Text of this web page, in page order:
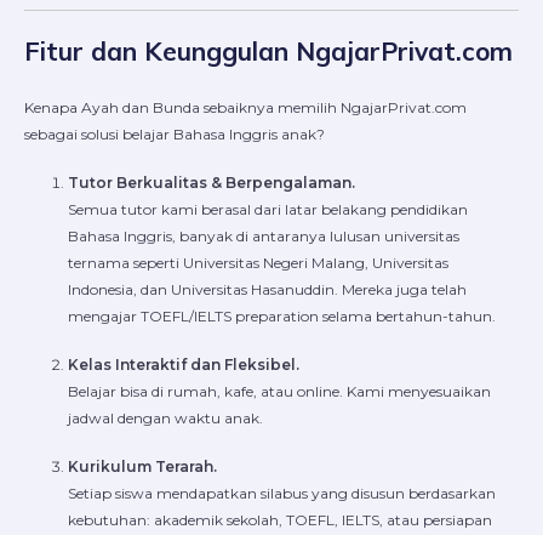
Fitur dan Keunggulan NgajarPrivat.com
Kenapa Ayah dan Bunda sebaiknya memilih NgajarPrivat.com
sebagai solusi belajar Bahasa Inggris anak?
Tutor Berkualitas & Berpengalaman.
Semua tutor kami berasal dari latar belakang pendidikan
Bahasa Inggris, banyak di antaranya lulusan universitas
ternama seperti Universitas Negeri Malang, Universitas
Indonesia, dan Universitas Hasanuddin. Mereka juga telah
mengajar TOEFL/IELTS preparation selama bertahun-tahun.
Kelas Interaktif dan Fleksibel.
Belajar bisa di rumah, kafe, atau online. Kami menyesuaikan
jadwal dengan waktu anak.
Kurikulum Terarah.
Setiap siswa mendapatkan silabus yang disusun berdasarkan
kebutuhan: akademik sekolah, TOEFL, IELTS, atau persiapan